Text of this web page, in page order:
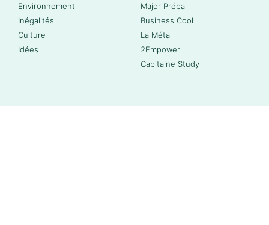
Environnement
Inégalités
Culture
Idées
Major Prépa
Business Cool
La Méta
2Empower
Capitaine Study